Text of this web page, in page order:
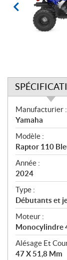
S
p
é
c
i
f
i
c
a
t
i
o
n
s
Manufacturier :
Yamaha
Modèle :
Raptor 110
Année :
2024
Type :
Débutants et
Moteur :
Monocylindre
Alésage Et
47 X 51,8 Mm